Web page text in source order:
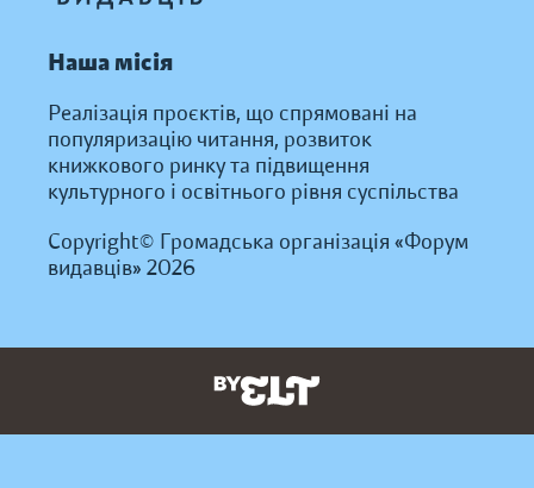
Наша місія
Реалізація проєктів, що спрямовані на
популяризацію читання, розвиток
книжкового ринку та підвищення
культурного і освітнього рівня суспільства
Copyright© Громадська організація «Форум
видавців» 2026